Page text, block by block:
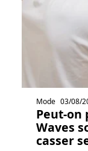
Mode 03/08/
Peut-on
Waves
casser